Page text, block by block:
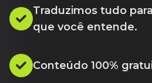
Traduzimos tudo
que você entende.
Conteúdo 100%